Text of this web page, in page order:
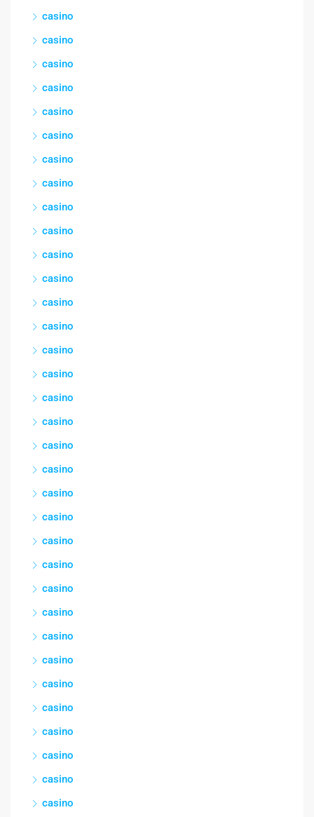
casino
casino
casino
casino
casino
casino
casino
casino
casino
casino
casino
casino
casino
casino
casino
casino
casino
casino
casino
casino
casino
casino
casino
casino
casino
casino
casino
casino
casino
casino
casino
casino
casino
casino